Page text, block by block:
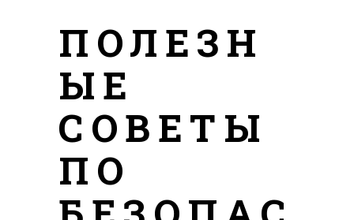
ПОЛЕЗН
ЫЕ
СОВЕТЫ
ПО